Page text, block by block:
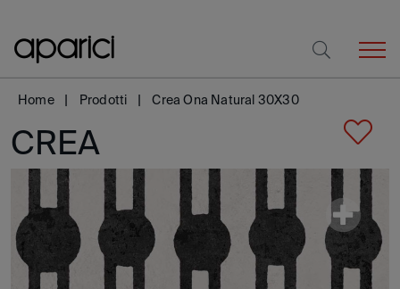
Home Prodotti Crea Ona Natural 30X30
CREA